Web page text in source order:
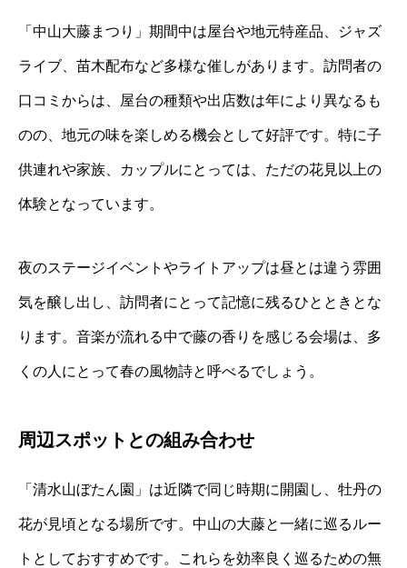
「中山大藤まつり」期間中は屋台や地元特産品、ジャズ
ライブ、苗木配布など多様な催しがあります。訪問者の
口コミからは、屋台の種類や出店数は年により異なるも
のの、地元の味を楽しめる機会として好評です。特に子
供連れや家族、カップルにとっては、ただの花見以上の
体験となっています。
夜のステージイベントやライトアップは昼とは違う雰囲
気を醸し出し、訪問者にとって記憶に残るひとときとな
ります。音楽が流れる中で藤の香りを感じる会場は、多
くの人にとって春の風物詩と呼べるでしょう。
周辺スポットとの組み合わせ
「清水山ぼたん園」は近隣で同じ時期に開園し、牡丹の
花が見頃となる場所です。中山の大藤と一緒に巡るルー
トとしておすすめです。これらを効率良く巡るための無